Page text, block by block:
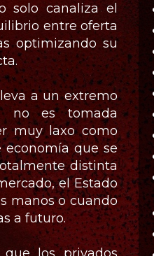
solo canaliza el
entre oferta
optimizando su
a un extremo
no es tomada
muy laxo como
que se
distinta
el Estado
manos o cuando
a futuro.